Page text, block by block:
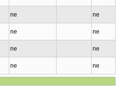
ne ne
ne ne
ne ne
ne ne